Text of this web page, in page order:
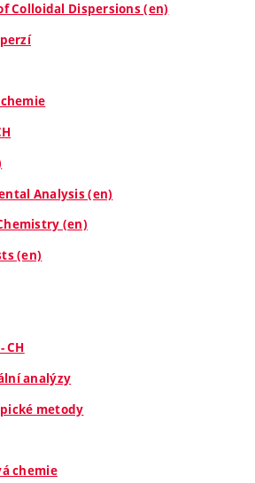
Colloidal Dispersions (en)
Analysis (en)
(en)
(en)
CH
analýzy
metody
chemie